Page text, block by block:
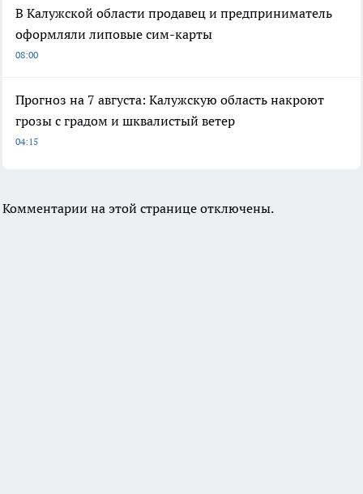
В Калужской области продавец и предприниматель
оформляли липовые сим-карты
08:00
Прогноз на 7 августа: Калужскую область накроют
грозы с градом и шквалистый ветер
04:15
Комментарии на этой странице отключены.